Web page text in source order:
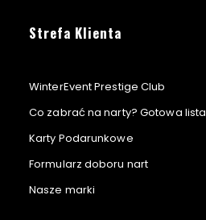
Strefa Klienta
WinterEvent Prestige Club
Co zabrać na narty? Gotowa lista
Karty Podarunkowe
Formularz doboru nart
Nasze marki